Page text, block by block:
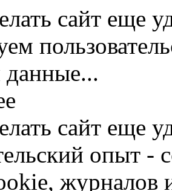
сайт еще
данные...
сайт еще
опыт
журналов